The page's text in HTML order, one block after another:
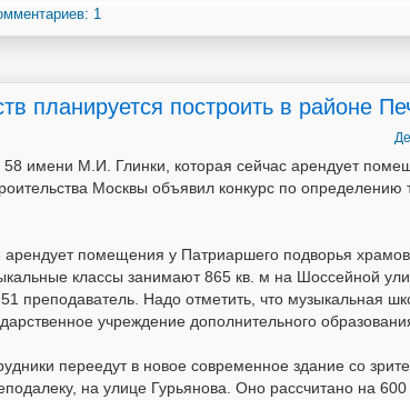
1
планируется построить в районе
имени М.И. Глинки, которая сейчас арендует
Москвы объявил конкурс по определению
помещения у Патриаршего подворья
классы занимают 865 кв. м на Шоссейной
преподаватель. Надо отметить, что музыкальная
учреждение дополнительного
переедут в новое современное здание со
на улице Гурьянова. Оно рассчитано на